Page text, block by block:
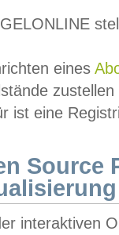
eines
ist eine
Source
interaktiven